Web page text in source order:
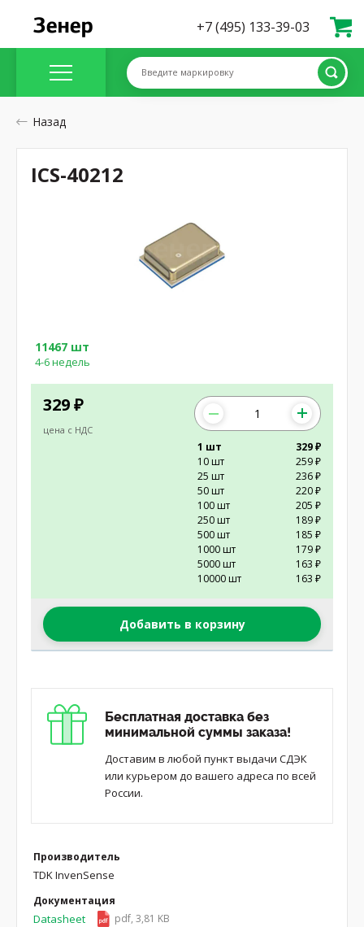
+7 (495) 133-39-03
Введите маркировку
Назад
329 ₽
цена с НДС
11467 шт
4-6 недель
1 шт
329 ₽
10 шт
259 ₽
25 шт
236 ₽
50 шт
220 ₽
100 шт
205 ₽
250 шт
189 ₽
500 шт
185 ₽
1000 шт
179 ₽
5000 шт
163 ₽
10000 шт
163 ₽
Добавить в корзину
Бесплатная доставка без
минимальной суммы заказа!
Доставим в любой пункт выдачи СДЭК
или курьером до вашего адреса по всей
России.
Производитель
TDK InvenSense
Документация
Datasheet pdf, 3,81 KB
ICS-40212